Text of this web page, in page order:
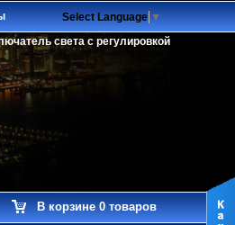
Select Language ▼
света с регулировкой
В корзине 0 товаров